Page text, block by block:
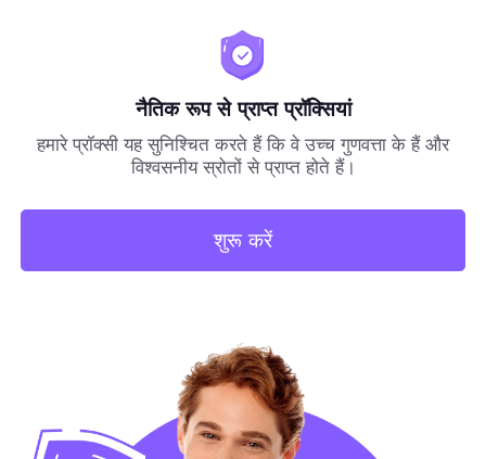
नैतिक रूप से प्राप्त प्रॉक्सियां
हमारे प्रॉक्सी यह सुनिश्चित करते हैं कि वे उच्च गुणवत्ता के हैं और
विश्वसनीय स्रोतों से प्राप्त होते हैं।
शुरू करें